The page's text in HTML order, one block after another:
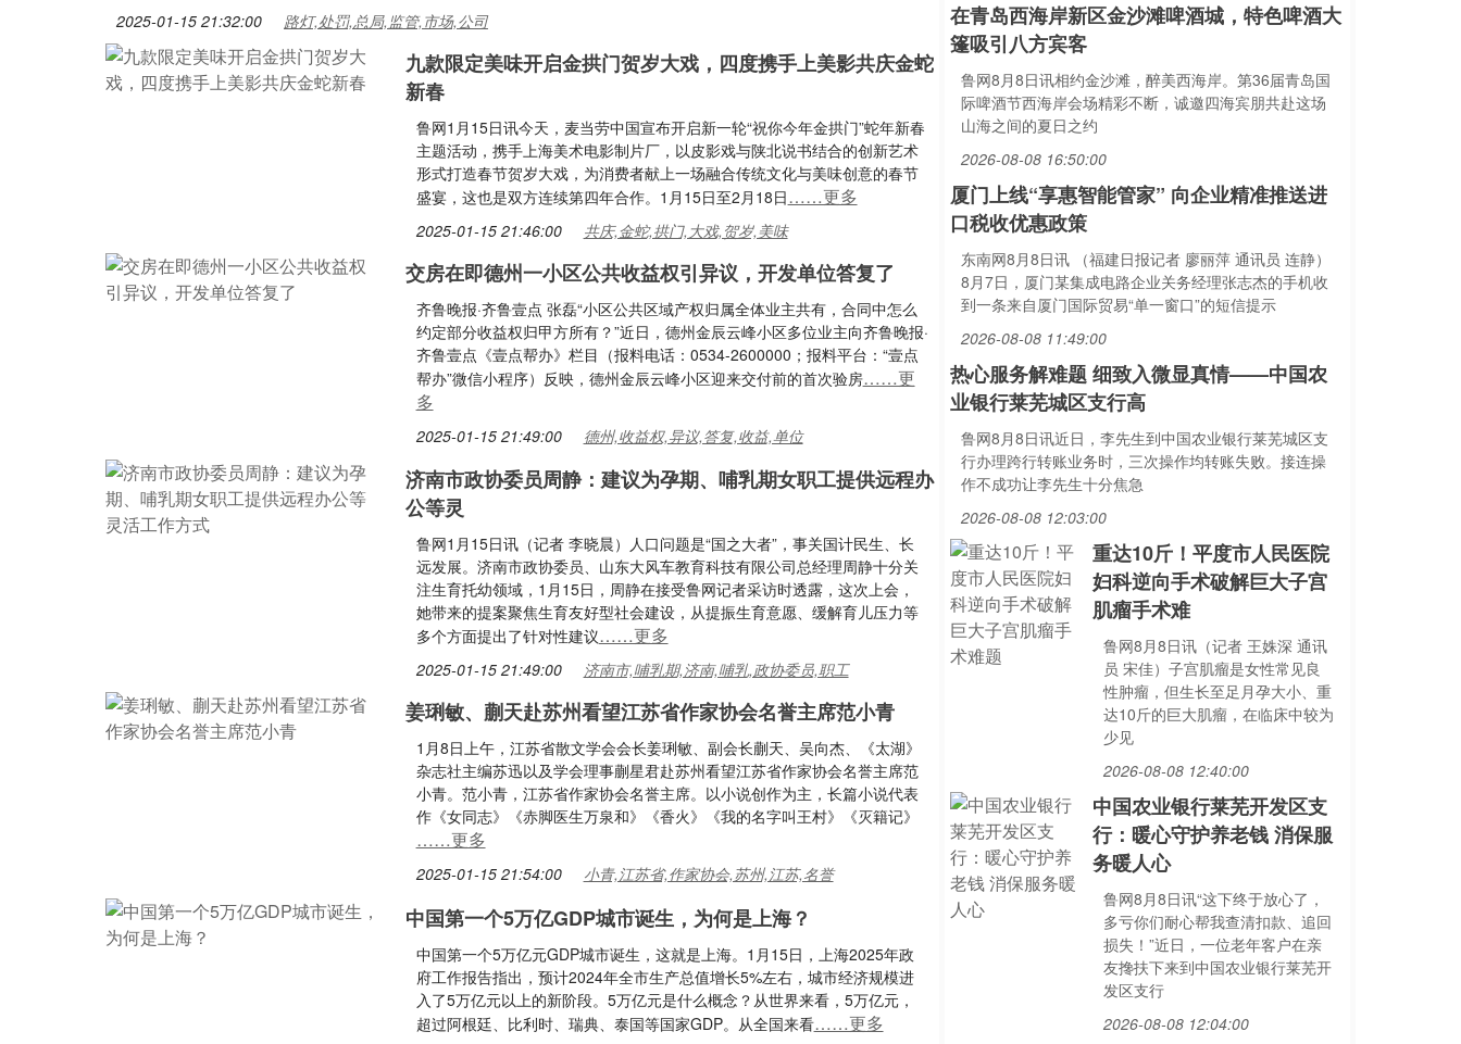
2025-01-15 21:32:00 路灯,处罚,总局,监管,市场,公司
九款限定美味开启金拱门贺岁大戏，四度携手上美影共庆金蛇
新春
鲁网1月15日讯今天，麦当劳中国宣布开启新一轮“祝你今年金拱门”蛇年新春
主题活动，携手上海美术电影制片厂，以皮影戏与陕北说书结合的创新艺术
形式打造春节贺岁大戏，为消费者献上一场融合传统文化与美味创意的春节
盛宴，这也是双方连续第四年合作。1月15日至2月18日……更多
2025-01-15 21:46:00 共庆,金蛇,拱门,大戏,贺岁,美味
交房在即德州一小区公共收益权引异议，开发单位答复了
齐鲁晚报·齐鲁壹点 张磊“小区公共区域产权归属全体业主共有，合同中怎么
约定部分收益权归甲方所有？”近日，德州金辰云峰小区多位业主向齐鲁晚报·
齐鲁壹点《壹点帮办》栏目（报料电话：0534-2600000；报料平台：“壹点
帮办”微信小程序）反映，德州金辰云峰小区迎来交付前的首次验房……更
多
2025-01-15 21:49:00 德州,收益权,异议,答复,收益,单位
济南市政协委员周静：建议为孕期、哺乳期女职工提供远程办
公等灵
鲁网1月15日讯（记者 李晓晨）人口问题是“国之大者”，事关国计民生、长
远发展。济南市政协委员、山东大风车教育科技有限公司总经理周静十分关
注生育托幼领域，1月15日，周静在接受鲁网记者采访时透露，这次上会，
她带来的提案聚焦生育友好型社会建设，从提振生育意愿、缓解育儿压力等
多个方面提出了针对性建议……更多
2025-01-15 21:49:00 济南市,哺乳期,济南,哺乳,政协委员,职工
姜琍敏、蒯天赴苏州看望江苏省作家协会名誉主席范小青
1月8日上午，江苏省散文学会会长姜琍敏、副会长蒯天、吴向杰、《太湖》
杂志社主编苏迅以及学会理事蒯星君赴苏州看望江苏省作家协会名誉主席范
小青。范小青，江苏省作家协会名誉主席。以小说创作为主，长篇小说代表
作《女同志》《赤脚医生万泉和》《香火》《我的名字叫王村》《灭籍记》
……更多
2025-01-15 21:54:00 小青,江苏省,作家协会,苏州,江苏,名誉
中国第一个5万亿GDP城市诞生，为何是上海？
中国第一个5万亿元GDP城市诞生，这就是上海。1月15日，上海2025年政
府工作报告指出，预计2024年全市生产总值增长5%左右，城市经济规模进
入了5万亿元以上的新阶段。5万亿元是什么概念？从世界来看，5万亿元，
超过阿根廷、比利时、瑞典、泰国等国家GDP。从全国来看……更多
在青岛西海岸新区金沙滩啤酒城，特色啤酒大
篷吸引八方宾客
鲁网8月8日讯相约金沙滩，醉美西海岸。第36届青岛国
际啤酒节西海岸会场精彩不断，诚邀四海宾朋共赴这场
山海之间的夏日之约
2026-08-08 16:50:00
厦门上线“享惠智能管家” 向企业精准推送进
口税收优惠政策
东南网8月8日讯 （福建日报记者 廖丽萍 通讯员 连静）
8月7日，厦门某集成电路企业关务经理张志杰的手机收
到一条来自厦门国际贸易“单一窗口”的短信提示
2026-08-08 11:49:00
热心服务解难题 细致入微显真情——中国农
业银行莱芜城区支行高
鲁网8月8日讯近日，李先生到中国农业银行莱芜城区支
行办理跨行转账业务时，三次操作均转账失败。接连操
作不成功让李先生十分焦急
2026-08-08 12:03:00
重达10斤！平度市人民医院
妇科逆向手术破解巨大子宫
肌瘤手术难
鲁网8月8日讯（记者 王姝深 通讯
员 宋佳）子宫肌瘤是女性常见良
性肿瘤，但生长至足月孕大小、重
达10斤的巨大肌瘤，在临床中较为
少见
2026-08-08 12:40:00
中国农业银行莱芜开发区支
行：暖心守护养老钱 消保服
务暖人心
鲁网8月8日讯“这下终于放心了，
多亏你们耐心帮我查清扣款、追回
损失！”近日，一位老年客户在亲
友搀扶下来到中国农业银行莱芜开
发区支行
2026-08-08 12:04:00